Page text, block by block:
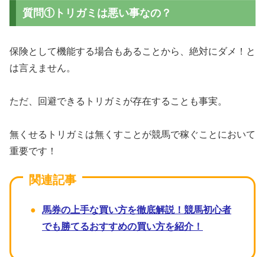
質問①トリガミは悪い事なの？
保険として機能する場合もあることから、絶対にダメ！と
は言えません。
ただ、回避できるトリガミが存在することも事実。
無くせるトリガミは無くすことが競馬で稼ぐことにおいて
重要です！
馬券の上手な買い方を徹底解説！競馬初心者
でも勝てるおすすめの買い方を紹介！